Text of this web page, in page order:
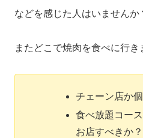
などを感じた人はいませんか
またどこで焼肉を食べに行き
チェーン店か
食べ放題コー
お店すべきか？